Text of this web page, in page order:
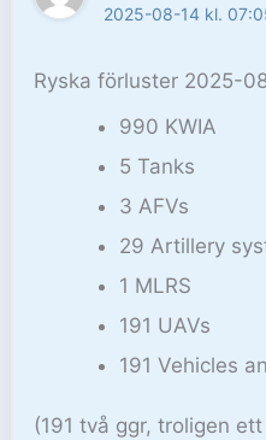
2025-08-14 kl.
Ryska förluster 2025-
990 KWIA
5 Tanks
3 AFVs
29 Artillery
1 MLRS
191 UAVs
191 Vehicles
(191 två ggr, troligen